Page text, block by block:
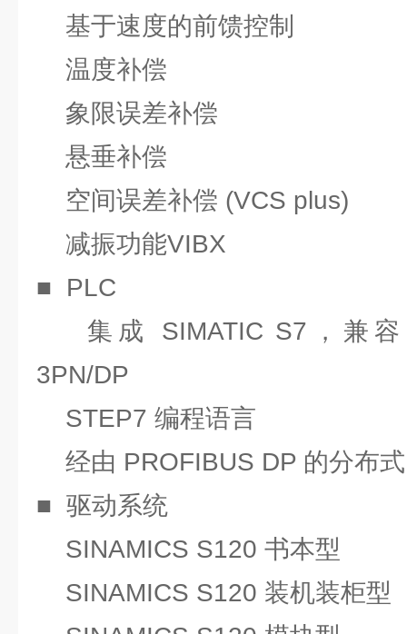
基于速度的前馈控制
温度补偿
象限误差补偿
悬垂补偿
空间误差补偿 (VCS plus)
减振功能VIBX
■ PLC
集成 SIMATIC S7，兼容
3PN/DP
STEP7 编程语言
经由 PROFIBUS DP 的分布
■ 驱动系统
SINAMICS S120 书本型
SINAMICS S120 装机装柜型